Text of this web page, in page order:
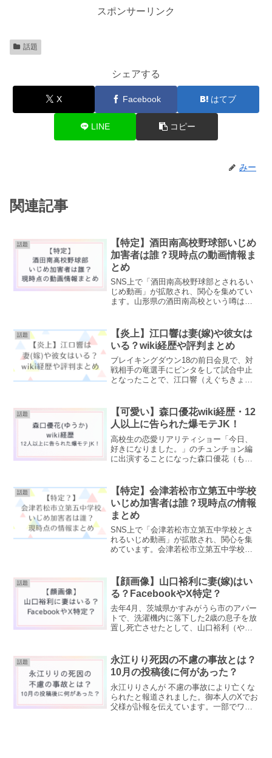
スポンサーリンク
話題
シェアする
X Facebook はてブ
LINE コピー
みー
関連記事
話題
【特定】酒田南高校野球部いじめ
加害者は誰？現時点の動画情報ま
とめ
SNS上で「酒田南高校野球部とされるい
じめ動画」が拡散され、関心を集めてい
ます。山形県の酒田南高校という噂は本
報など、現時点で分かっていることをま
とめます。いじめ動画の...
話題
【炎上】江口響は妻(嫁)や彼女は
いる？wiki経歴や評判まとめ
ブレイキングダウン18の前日会見で、対
戦相手の竜選手にビンタをして試合中止
となったことで、江口響（えぐちきょ
礼儀正しい一面もあると言われていま
す。江口響選手のプロフィー...
話題
【可愛い】森口優花wiki経歴・12
人以上に告られた爆モテJK！
高校生の恋愛リアリティショー「今日、
好きになりました。」のチュンチョン編
に出演することになった森口優花（もり
ゃんに似てる』など、放送前から注目の
高さが伺えます。今回は森...
話題
【特定】会津若松市立第五中学校
いじめ加害者は誰？現時点の情報
まとめ
SNS上で「会津若松市立第五中学校とさ
れるいじめ動画」が拡散され、関心を集
めています。会津若松市立第五中学校と
に関する情報など、現時点で分かってい
ることをまとめます。い...
話題
【顔画像】山口裕利に妻(嫁)はい
る？FacebookやX特定？
去年4月、茨城県かすみがうら市のアパー
トで、洗濯機内に落下した2歳の息子を放
置し死亡させたとして、山口裕利（やま
✔FacebookやXのアカウントは特定され
ている？✔事件の...
話題
永江りり死因の不慮の事故とは？
10月の投稿後に何があった？
永江りりさんが 不慮の事故により亡くな
られたと報道されました。御本人のXでお
父様が訃報を伝えています。一部でワク